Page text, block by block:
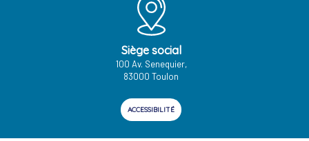
Siège social
100 Av. Senequier,
83000 Toulon
ACCESSIBILITÉ